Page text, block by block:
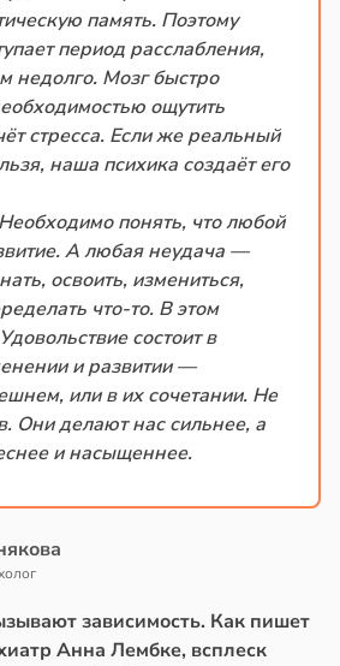
память. Поэтому
период расслабления,
недолго. Мозг быстро
ощутить
стресса. Если же реальный
наша психика создаёт его
понять, что любой
А любая неудача —
освоить, измениться,
что-то. В этом
состоит в
и развитии —
или в их сочетании. Не
Они делают нас сильнее, а
и насыщеннее.
зависимость. Как пишет
Анна Лембке, всплеск